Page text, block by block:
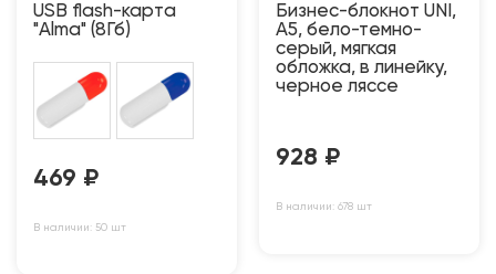
USB flash-карта
"Alma" (8Гб)
469 ₽
В наличии: 50 шт
Бизнес-блокнот UNI,
A5, бело-темно-
серый, мягкая
обложка, в линейку,
черное ляссе
928 ₽
В наличии: 678 шт